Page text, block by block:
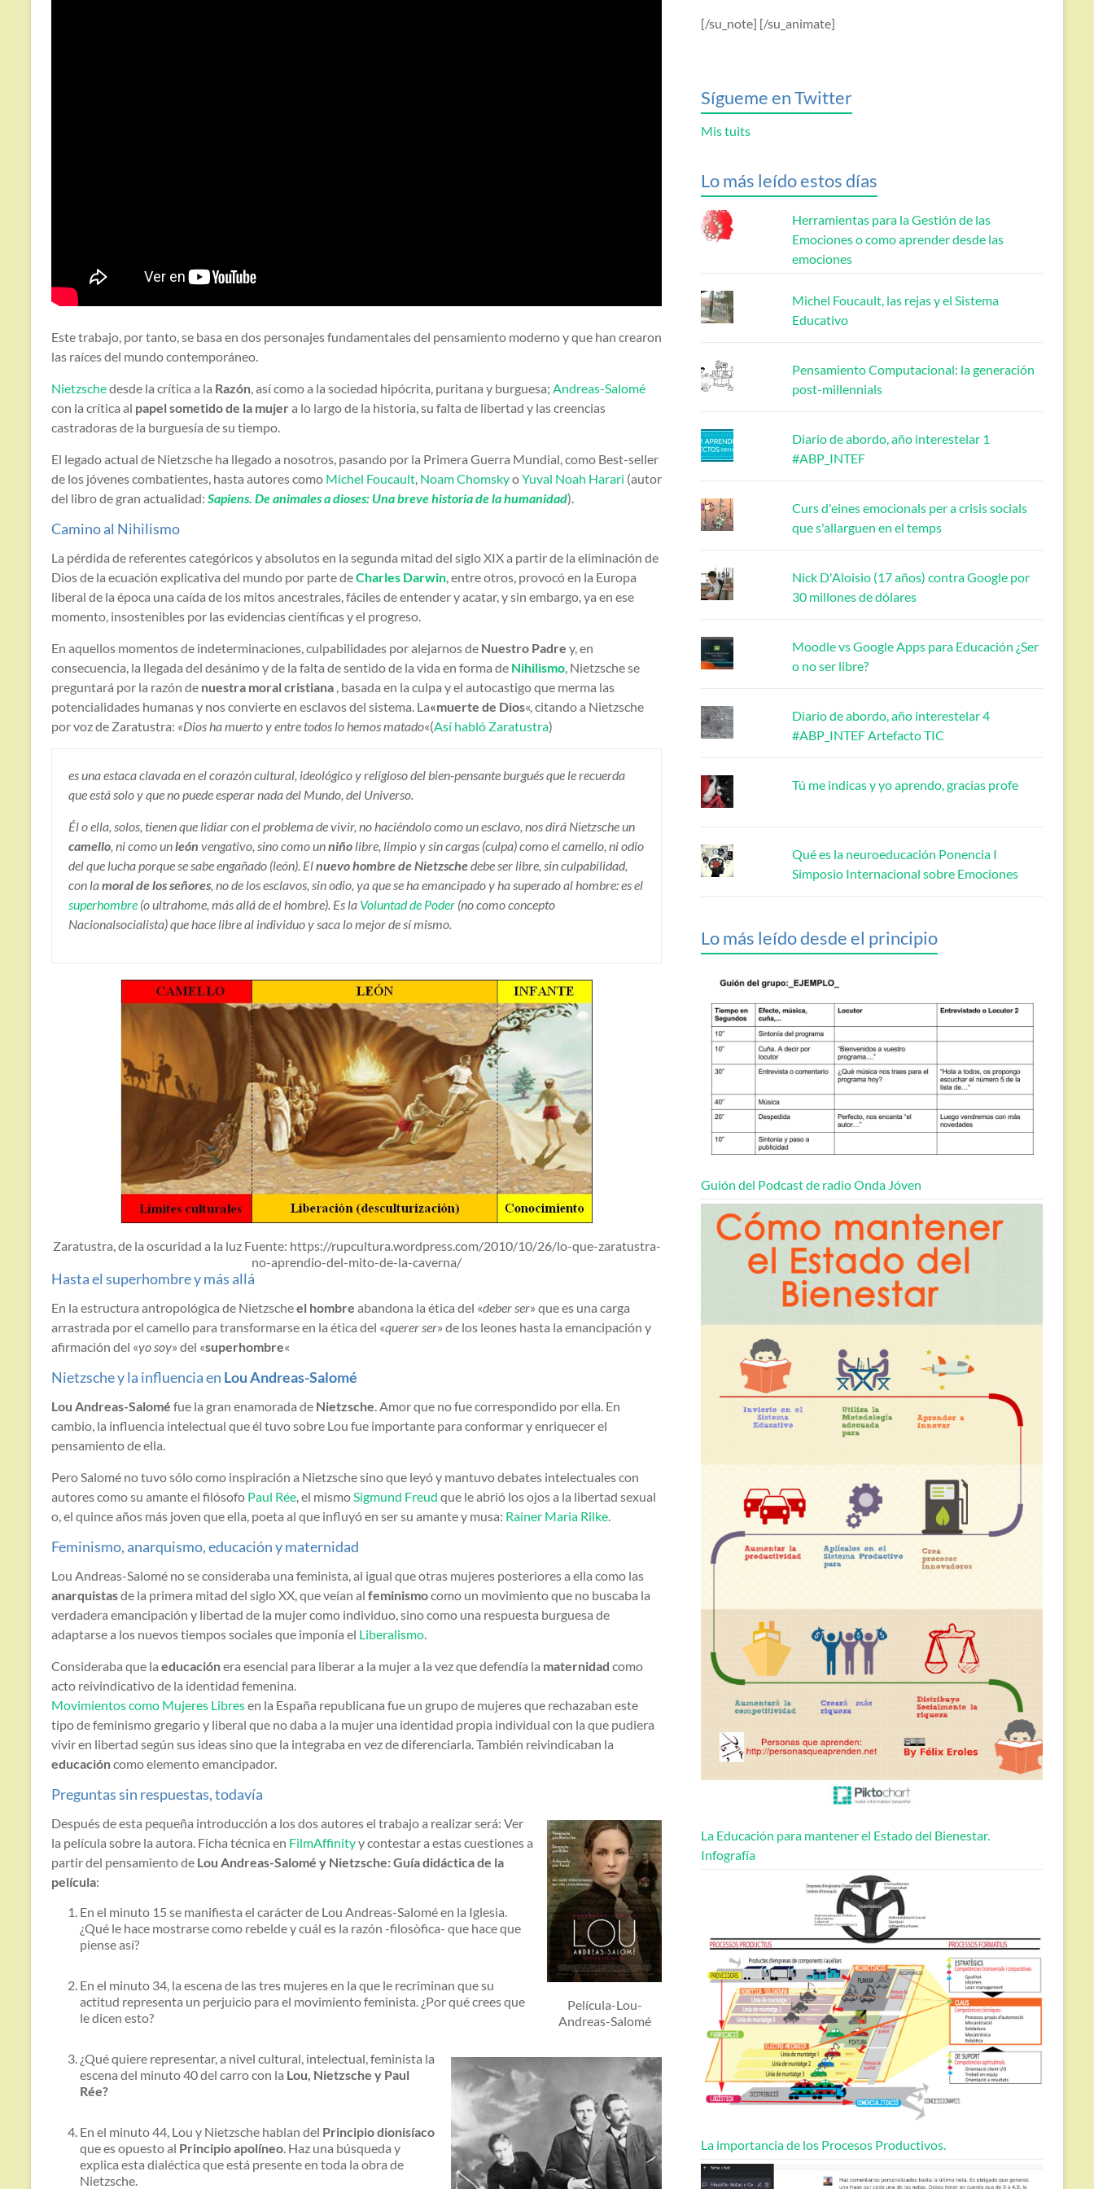
Este trabajo, por tanto, se basa en dos personajes fundamentales del pensamiento moderno y que han crearon
las raíces del mundo contemporáneo.
Nietzschedesde la crítica a la Razón , así como a la sociedad hipócrita, puritana y burguesa; Andreas-Salomé
con la crítica al papel sometido de la mujera lo largo de la historia, su falta de libertad y las creencias
castradoras de la burguesía de su tiempo.
El legado actual de Nietzsche ha llegado a nosotros, pasando por la Primera Guerra Mundial, como Best-seller
de los jóvenes combatientes, hasta autores como Michel Foucault Noam ChomskyoYuval Noah Harari (autor
del libro de gran actualidad: Sapiens. De animales a dioses: Una breve historia de la humanidad).
Camino al Nihilismo
La pérdida de referentes categóricos y absolutos en la segunda mitad del siglo XIX a partir de la eliminación de
Dios de la ecuación explicativa del mundo por parte deCharles Darwin , entre otros, provocó en la Europa
liberal de la época una caída de los mitos ancestrales, fáciles de entender y acatar, y sin embargo, ya en ese
momento, insostenibles por las evidencias científicas y el progreso.
En aquellos momentos de indeterminaciones, culpabilidades por alejarnos de Nuestro Padre y, en
consecuencia, la llegada del desánimo y de la falta de sentido de la vida en forma de Nihilismo , Nietzsche se
preguntará por la razón de nuestra moral cristiana , basada en la culpa y el autocastigo que merma las
potencialidades humanas y nos convierte en esclavos del sistema. La«muerte de Dios«, citando a Nietzsche
por voz de Zaratustra: «Dios ha muerto y entre todos lo hemos matado«(Así habló Zaratustra)
es una estaca clavada en el corazón cultural, ideológico y religioso del bien-pensante burgués que le recuerda
que está solo y que no puede esperar nada del Mundo, del Universo.
Él o ella, solos, tienen que lidiar con el problema de vivir, no haciéndolo como un esclavo, nos dirá Nietzsche un
camello , ni como unleón vengativo, sino como unniño libre, limpio y sin cargas (culpa) como el camello, ni odio
del que lucha porque se sabe engañado (león). Elnuevo hombre de Nietzschedebe ser libre, sin culpabilidad,
con lamoral de los señores , no de los esclavos, sin odio, ya que se ha emancipado y ha superado al hombre: es el
superhombre (o ultrahome, más allá de el hombre). Es la Voluntad de Poder (no como concepto
Nacionalsocialista) que hace libre al individuo y saca lo mejor de sí mismo.
Zaratustra, de la oscuridad a la luz Fuente: https://rupcultura.wordpress.com/2010/10/26/lo-que-zaratustra-
no-aprendio-del-mito-de-la-caverna/
Hasta el superhombre y más allá
En la estructura antropológica de Nietzscheel hombre abandona la ética del «deber ser» que es una carga
arrastrada por el camello para transformarse en la ética del «querer ser» de los leones hasta la emancipación y
afirmación del «yo soy» del «superhombre«
Nietzsche y la influencia en Lou Andreas-Salomé
Lou Andreas-Salomé fue la gran enamorada de Nietzsche. Amor que no fue correspondido por ella. En
cambio, la influencia intelectual que él tuvo sobre Lou fue importante para conformar y enriquecer el
pensamiento de ella.
Pero Salomé no tuvo sólo como inspiración a Nietzsche sino que leyó y mantuvo debates intelectuales con
autores como su amante el filósofo Paul Rée, el mismoSigmund Freud que le abrió los ojos a la libertad sexual
o, el quince años más joven que ella, poeta al que influyó en ser su amante y musa: Rainer Maria Rilke.
Feminismo, anarquismo, educación y maternidad
Lou Andreas-Salomé no se consideraba una feminista, al igual que otras mujeres posteriores a ella como las
anarquistasde la primera mitad del siglo XX, que veían al feminismocomo un movimiento que no buscaba la
verdadera emancipación y libertad de la mujer como individuo, sino como una respuesta burguesa de
adaptarse a los nuevos tiempos sociales que imponía el Liberalismo.
Consideraba que la educaciónera esencial para liberar a la mujer a la vez que defendía la maternidad como
acto reivindicativo de la identidad femenina.
Movimientos como Mujeres Libresen la España republicana fue un grupo de mujeres que rechazaban este
tipo de feminismo gregario y liberal que no daba a la mujer una identidad propia individual con la que pudiera
vivir en libertad según sus ideas sino que la integraba en vez de diferenciarla. También reivindicaban la
educacióncomo elemento emancipador.
Preguntas sin respuestas, todavía
Película-Lou-
Andreas-Salomé
Después de esta pequeña introducción a los dos autores el trabajo a realizar será: Ver
la película sobre la autora. Ficha técnica en FilmAffinityy contestar a estas cuestiones a
partir del pensamiento de Lou Andreas-Salomé y Nietzsche: Guía didáctica de la
película:
En el minuto 15 se manifiesta el carácter de Lou Andreas-Salomé en la Iglesia.
¿Qué le hace mostrarse como rebelde y cuál es la razón -filosòfica- que hace que
piense así?
En el minuto 34, la escena de las tres mujeres en la que le recriminan que su
actitud representa un perjuicio para el movimiento feminista. ¿Por qué crees que
le dicen esto?
¿Qué quiere representar, a nivel cultural, intelectual, feminista la
escena del minuto 40 del carro con la Lou, Nietzsche y Paul
Rée?
En el minuto 44, Lou y Nietzsche hablan del Principio dionisíaco
que es opuesto al Principio apolíneo. Haz una búsqueda y
explica esta dialéctica que está presente en toda la obra de
Nietzsche.
[/su_note] [/su_animate]
Sígueme en Twitter
Mis tuits
Lo más leído estos días
Herramientas para la Gestión de las
Emociones o como aprender desde las
emociones
Michel Foucault, las rejas y el Sistema
Educativo
Pensamiento Computacional: la generación
post-millennials
Diario de abordo, año interestelar 1
#ABP_INTEF
Curs d'eines emocionals per a crisis socials
que s'allarguen en el temps
Nick D'Aloisio (17 años) contra Google por
30 millones de dólares
Moodle vs Google Apps para Educación ¿Ser
o no ser libre?
Diario de abordo, año interestelar 4
#ABP_INTEF Artefacto TIC
Tú me indicas y yo aprendo, gracias profe
Qué es la neuroeducación Ponencia I
Simposio Internacional sobre Emociones
Lo más leído desde el principio
Guión del Podcast de radio Onda Jóven
La Educación para mantener el Estado del Bienestar.
Infografía
La importancia de los Procesos Productivos.